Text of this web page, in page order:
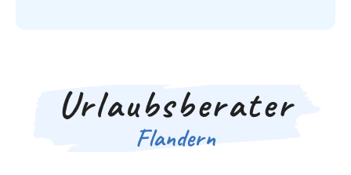
Urlaubsberater
Flandern